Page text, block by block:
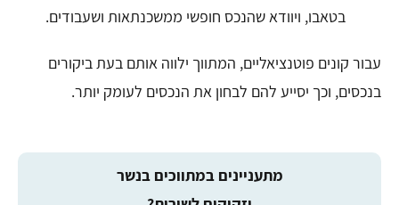
בטאבו, ויוודא שהנכס חופשי ממשכנתאות ושעבודים.
עבור קונים פוטנציאליים, המתווך ילווה אותם בעת ביקורים
בנכסים, וכך יסייע להם לבחון את הנכסים לעומק יותר.
מתעניינים במתווכים בנשר